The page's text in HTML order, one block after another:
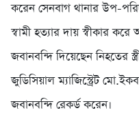
করেন সেনবাগ থানার উপ-
স্বামী হত্যার দায় স্বীকার
জবানবন্দি দিয়েছেন নিহতের
জুডিসিয়াল ম্যাজিস্ট্রেট
জবানবন্দি রেকর্ড করেন।